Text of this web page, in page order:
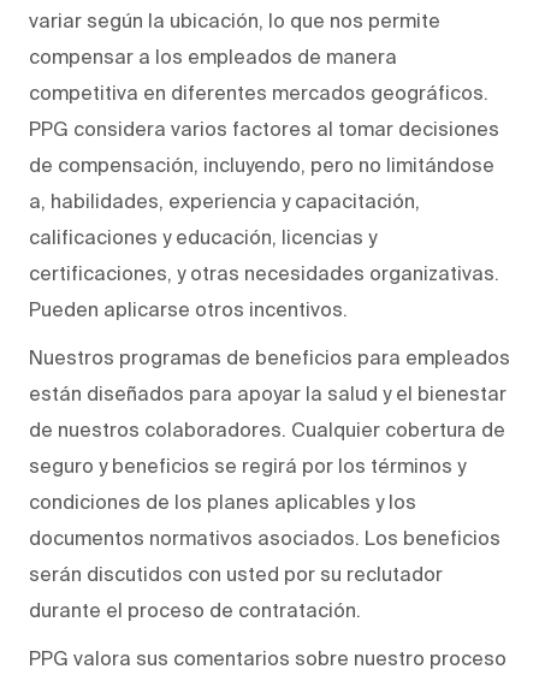
variar según la ubicación, lo que nos permite
compensar a los empleados de manera
competitiva en diferentes mercados geográficos.
PPG considera varios factores al tomar decisiones
de compensación, incluyendo, pero no limitándose
a, habilidades, experiencia y capacitación,
calificaciones y educación, licencias y
certificaciones, y otras necesidades organizativas.
Pueden aplicarse otros incentivos.
Nuestros programas de beneficios para empleados
están diseñados para apoyar la salud y el bienestar
de nuestros colaboradores. Cualquier cobertura de
seguro y beneficios se regirá por los términos y
condiciones de los planes aplicables y los
documentos normativos asociados. Los beneficios
serán discutidos con usted por su reclutador
durante el proceso de contratación.
PPG valora sus comentarios sobre nuestro proceso